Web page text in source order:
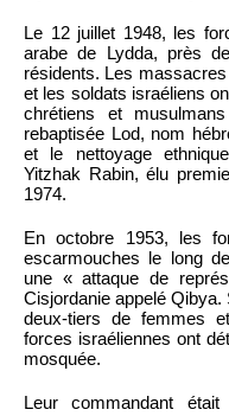
Le 12 juillet 1948, les
arabe de Lydda, près
résidents. Les
et les soldats israéliens
chrétiens et
rebaptisée Lod, nom
et le nettoyage
Yitzhak Rabin, élu
1974.
En octobre 1953, les
escarmouches le long
une « attaque de
Cisjordanie appelé
deux-tiers de femmes
forces israéliennes ont
mosquée.
Leur commandant